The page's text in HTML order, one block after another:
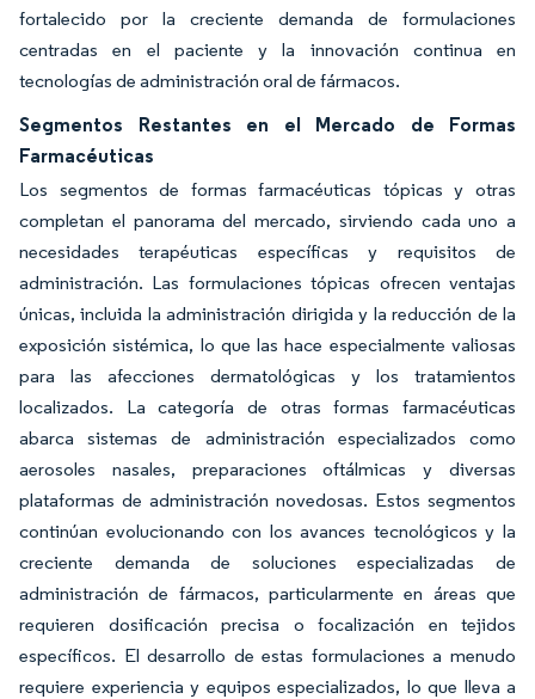
fortalecido por la creciente demanda de formulaciones
centradas en el paciente y la innovación continua en
tecnologías de administración oral de fármacos.
Segmentos Restantes en el Mercado de Formas
Farmacéuticas
Los segmentos de formas farmacéuticas tópicas y otras
completan el panorama del mercado, sirviendo cada uno a
necesidades terapéuticas específicas y requisitos de
administración. Las formulaciones tópicas ofrecen ventajas
únicas, incluida la administración dirigida y la reducción de la
exposición sistémica, lo que las hace especialmente valiosas
para las afecciones dermatológicas y los tratamientos
localizados. La categoría de otras formas farmacéuticas
abarca sistemas de administración especializados como
aerosoles nasales, preparaciones oftálmicas y diversas
plataformas de administración novedosas. Estos segmentos
continúan evolucionando con los avances tecnológicos y la
creciente demanda de soluciones especializadas de
administración de fármacos, particularmente en áreas que
requieren dosificación precisa o focalización en tejidos
específicos. El desarrollo de estas formulaciones a menudo
requiere experiencia y equipos especializados, lo que lleva a